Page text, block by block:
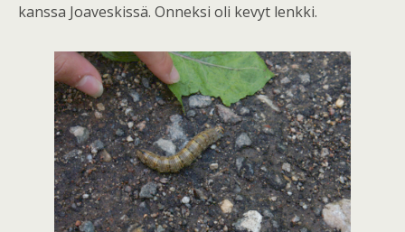
kanssa Joaveskissä. Onneksi oli kevyt lenkki.